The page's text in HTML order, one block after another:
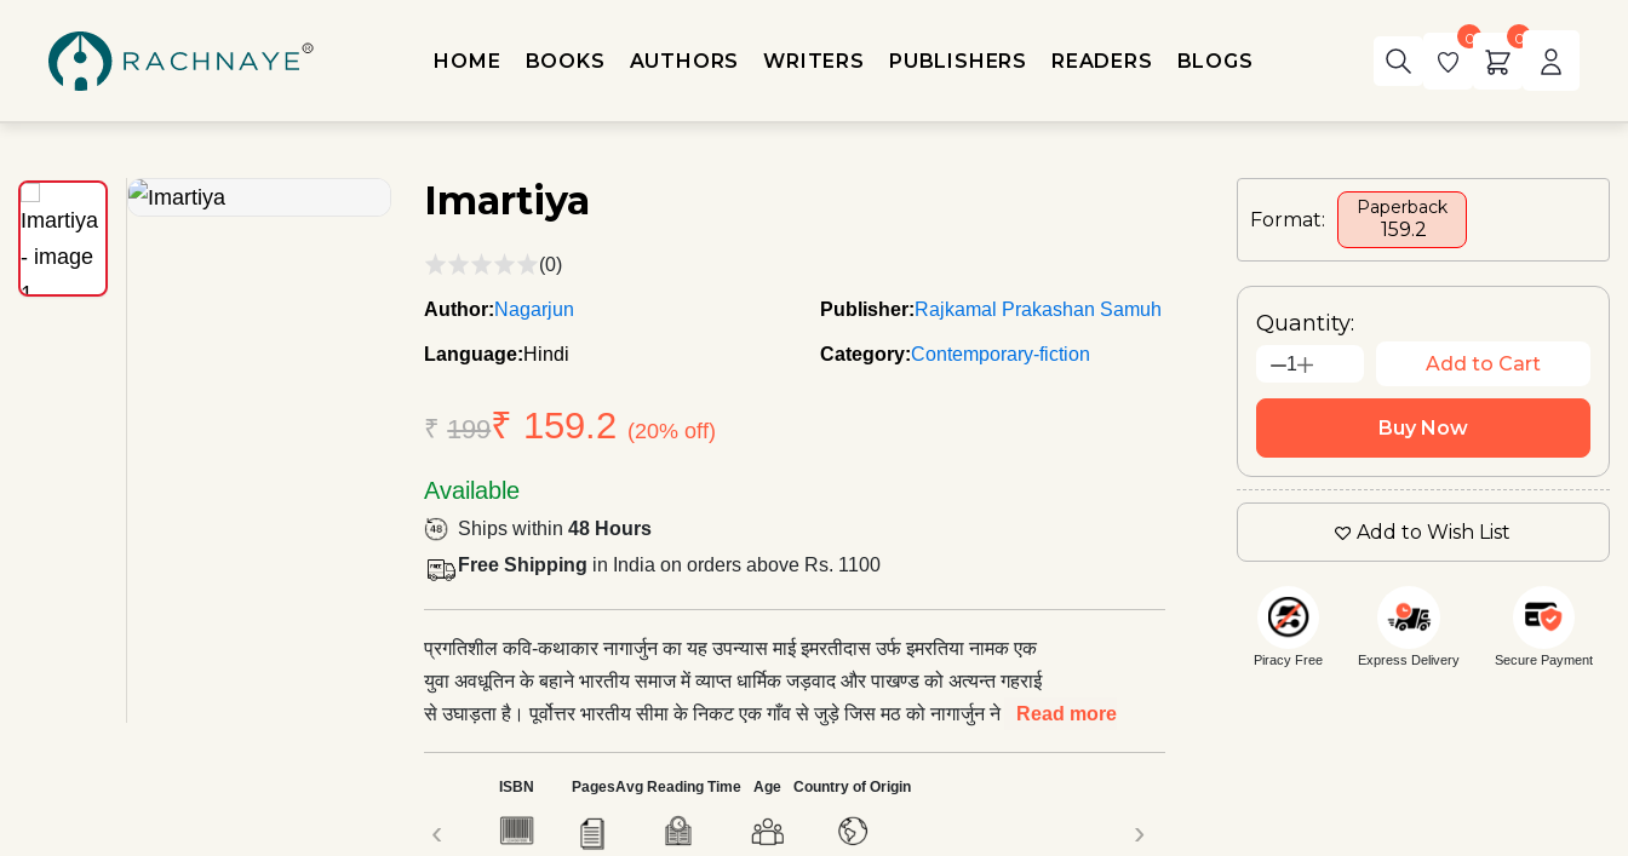
HOME BOOKS AUTHORS WRITERS PUBLISHERS READERS BLOGS
0 0
Imartiya
(0)
Author:Nagarjun Publisher:Rajkamal Prakashan Samuh
Language:Hindi Category:Contemporary-fiction
₹199₹ 159.2 (20% off)
Available
Ships within48 Hours
Free Shipping in India on orders above Rs. 1100
प्रगतिशील कवि-कथाकार नागार्जुन का यह उपन्यास माई इमरतीदास उर्फ इमरतिया नामक एक
युवा अवधूतिन के बहाने भारतीय समाज में व्याप्त धार्मिक जड़वाद और पाखण्ड को अत्यन्त गहराई
से उघाड़ता है। पूर्वोत्तर भारतीय सीमा के निकट एक गाँव से जुड़े जिस मठ को नागार्जुन ने इस
आकर जुड़ते हैं। बड़े भूमिपति हों या धनपति, प्रशासक हों या स्मगलर, अफीम चरस के शौकीन
हों या औरत के—वह मठ सभी का स्वर्ग है। सभी उससे जुड़े हैं, सभी उससे समृद्ध हो रहे हैं,
इसीलिए उसकी समृद्धि चाहते हैं। लेकिन ‘लाल झंडावालों’ के इशारे पर घटी एक घटना ने उस
Read more
‹
ISBN PagesAvg Reading Time Age Country of Origin
›
Format:
Paperback
₹ 159.2
Quantity:
1 Add to Cart
Buy Now
Add to Wish List
Piracy Free Express Delivery Secure Payment